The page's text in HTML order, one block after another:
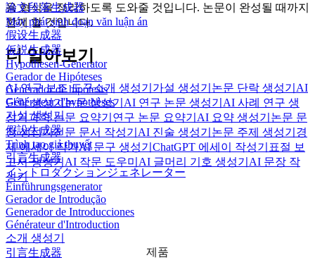
論文段落生成器
Máy phát sinh đoạn văn luận án
假设生成器
仮説生成器
Hypothesen-Generator
Gerador de Hipóteses
Generador de hipótesis
Générateur d'hypothèses
가설 생성기
假設生成器
Trình tạo giả thuyết
引言生成器
イントロダクションジェネレーター
Einführungsgenerator
Gerador de Introdução
Generador de Introducciones
Générateur d'Introduction
소개 생성기
引言生成器
용 형식을 정리하도록 도와줄 것입니다. 논문이 완성될 때까지
함께 할 것입니다.
더 알아보기
AI 연구 보조 도구소개 생성기 가설 생성기 논문 단락 생성기 AI
단락 생성기논문 생성기 AI 연구 논문 생성기 AI 사례 연구 생
성기과학 논문 요약기 연구 논문 요약기 AI 요약 생성기 논문 문
장 생성기전문 문서 작성기 AI 진술 생성기 논문 주제 생성기 경
제 에세이 작가AI 문구 생성기 ChatGPT 에세이 작성기 표절 보
고서 생성기 AI 작문 도우미 AI 글머리 기호 생성기 AI 문장 작
성기
제품